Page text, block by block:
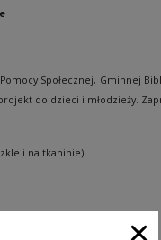
Społecznej, Gminnej
do dzieci i młodzieży.
i na tkaninie)